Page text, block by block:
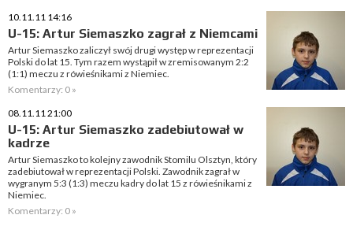
10.11.11 14:16
U-15: Artur Siemaszko zagrał z Niemcami
Artur Siemaszko zaliczył swój drugi występ w reprezentacji
Polski do lat 15. Tym razem wystąpił w zremisowanym 2:2
(1:1) meczu z rówieśnikami z Niemiec.
Komentarzy: 0 »
08.11.11 21:00
U-15: Artur Siemaszko zadebiutował w
kadrze
Artur Siemaszko to kolejny zawodnik Stomilu Olsztyn, który
zadebiutował w reprezentacji Polski. Zawodnik zagrał w
wygranym 5:3 (1:3) meczu kadry do lat 15 z rówieśnikami z
Niemiec.
Komentarzy: 0 »